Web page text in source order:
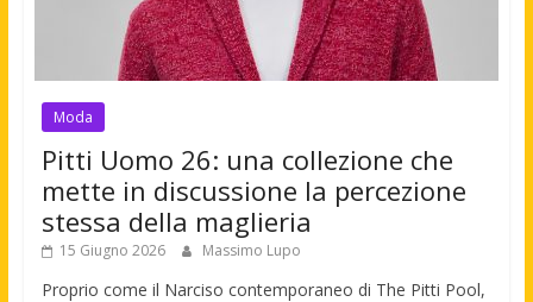
Moda
Pitti Uomo 26: una collezione che
mette in discussione la percezione
stessa della maglieria
15 Giugno 2026 Massimo Lupo
Proprio come il Narciso contemporaneo di The Pitti Pool,